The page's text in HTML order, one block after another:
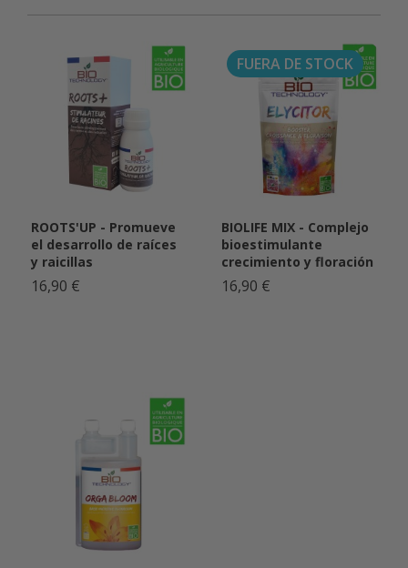
ROOTS'UP - Promueve
el desarrollo de raíces
y raicillas
16,90 €
BIOLIFE MIX - Complejo
bioestimulante
crecimiento y floración
16,90 €
FUERA DE STOCK